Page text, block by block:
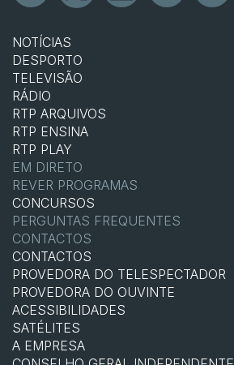
NOTÍCIAS
DESPORTO
TELEVISÃO
RÁDIO
RTP ARQUIVOS
RTP ENSINA
RTP PLAY
EM DIRETO
REVER PROGRAMAS
CONCURSOS
PERGUNTAS FREQUENTES
CONTACTOS
CONTACTOS
PROVEDORA DO TELESPECTADOR
PROVEDORA DO OUVINTE
ACESSIBILIDADES
SATÉLITES
A EMPRESA